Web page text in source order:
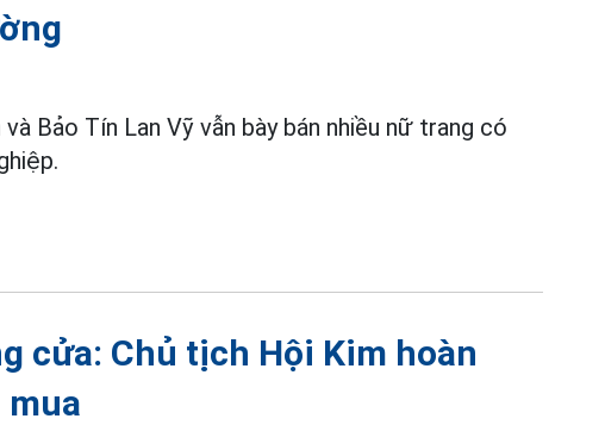
và Bảo Tín Lan Vỹ vẫn bày bán nhiều nữ trang có
cửa: Chủ tịch Hội Kim hoàn
mua